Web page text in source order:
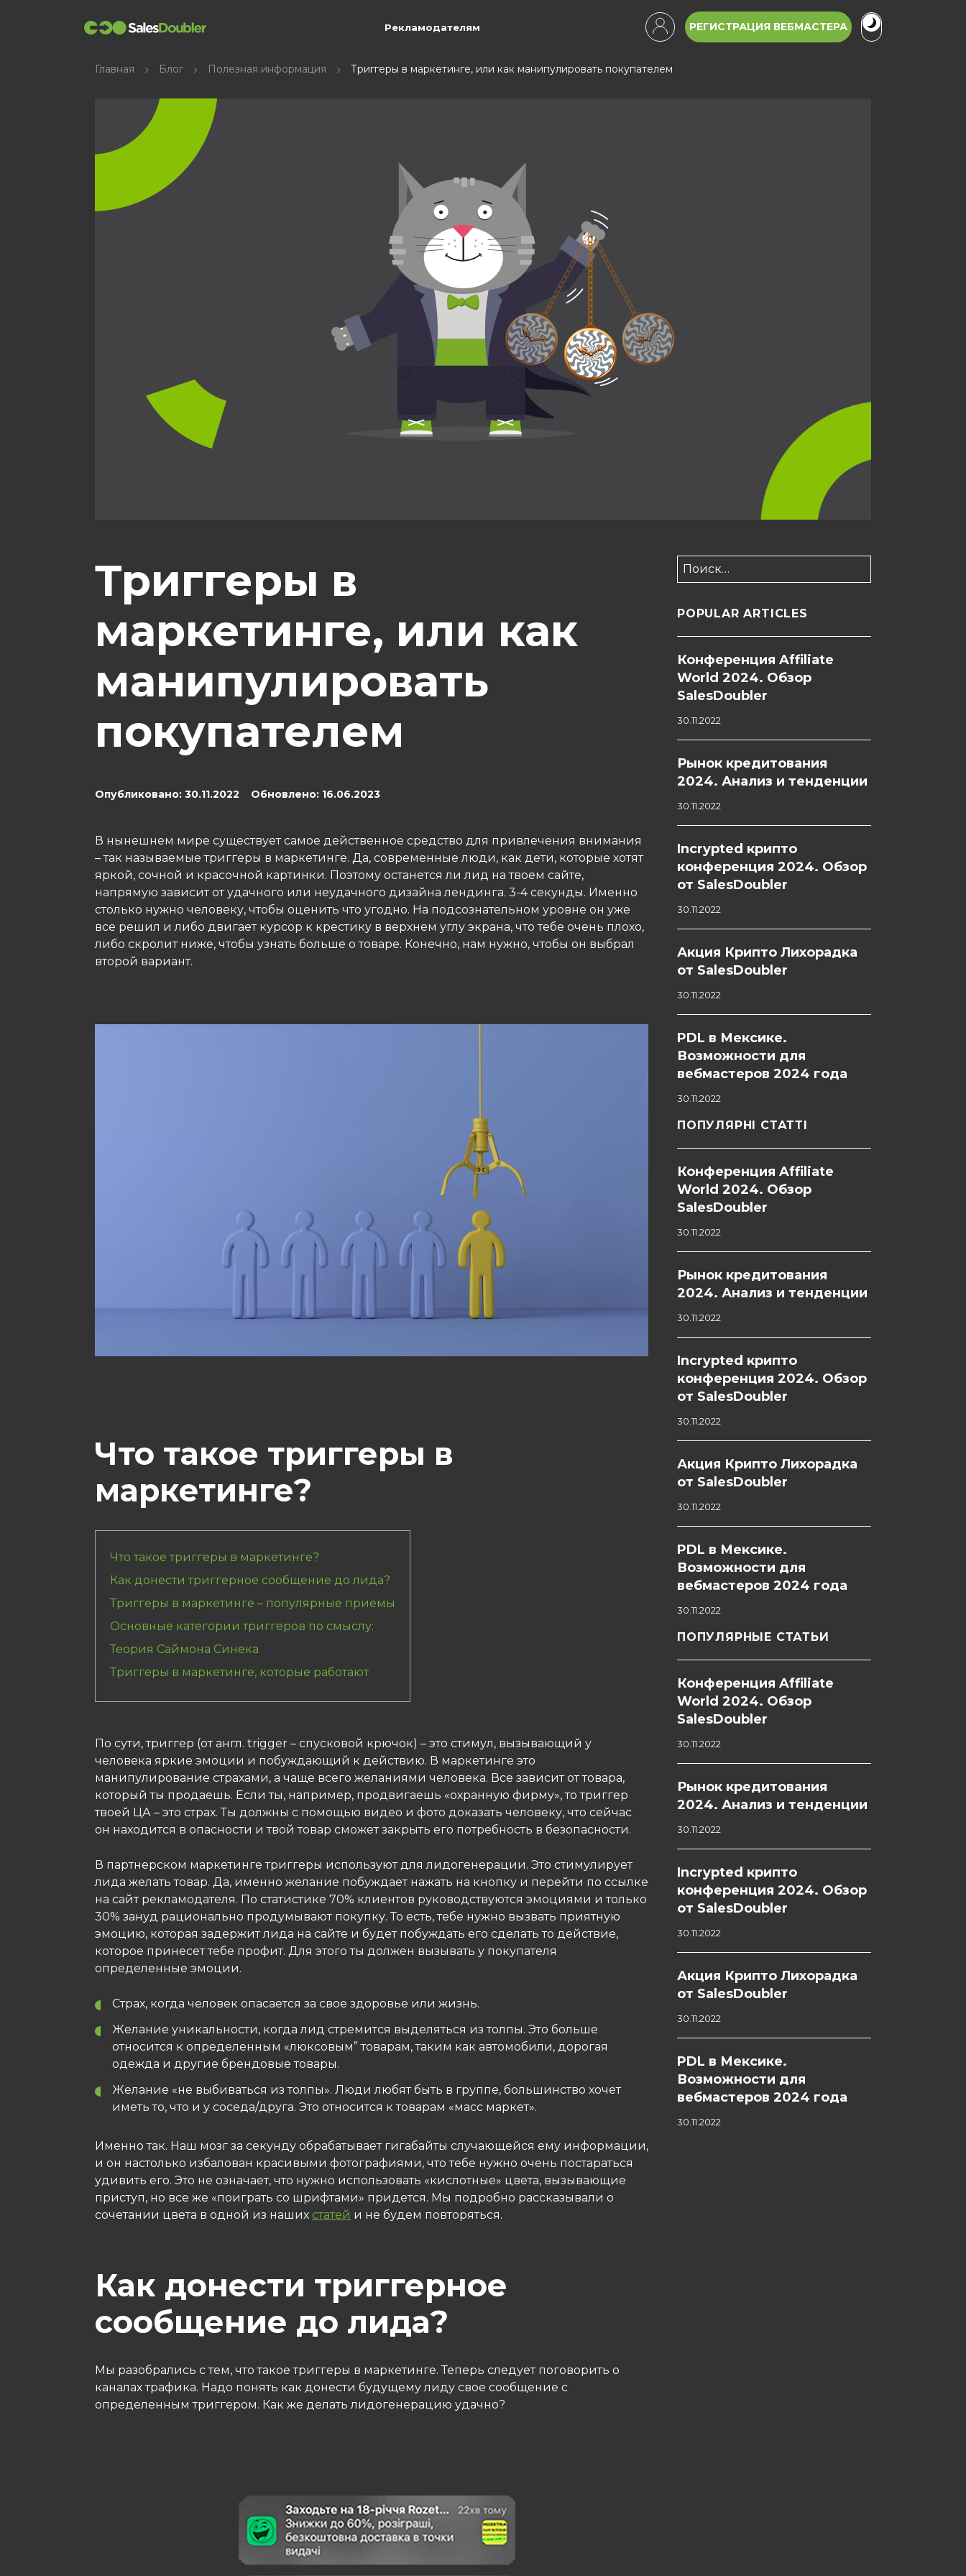
Рекламодателям РЕГИСТРАЦИЯ ВЕБМАСТЕРА
Главная Блог Полезная информация Триггеры в маркетинге, или как манипулировать покупателем
Триггеры в
маркетинге, или как
манипулировать
покупателем
Опубликовано: 30.11.2022 Обновлено: 16.06.2023
В нынешнем мире существует самое действенное средство для привлечения внимания
– так называемые триггеры в маркетинге. Да, современные люди, как дети, которые хотят
яркой, сочной и красочной картинки. Поэтому останется ли лид на твоем сайте,
напрямую зависит от удачного или неудачного дизайна лендинга. 3-4 секунды. Именно
столько нужно человеку, чтобы оценить что угодно. На подсознательном уровне он уже
все решил и либо двигает курсор к крестику в верхнем углу экрана, что тебе очень плохо,
либо скролит ниже, чтобы узнать больше о товаре. Конечно, нам нужно, чтобы он выбрал
второй вариант.
Что такое триггеры в
маркетинге?
Что такое триггеры в маркетинге?
Как донести триггерное сообщение до лида?
Триггеры в маркетинге – популярные приемы
Основные категории триггеров по смыслу:
Теория Саймона Синека
Триггеры в маркетинге, которые работают
По сути, триггер (от англ. trigger – спусковой крючок) – это стимул, вызывающий у
человека яркие эмоции и побуждающий к действию. В маркетинге это
манипулирование страхами, а чаще всего желаниями человека. Все зависит от товара,
который ты продаешь. Если ты, например, продвигаешь «охранную фирму», то триггер
твоей ЦА – это страх. Ты должны с помощью видео и фото доказать человеку, что сейчас
он находится в опасности и твой товар сможет закрыть его потребность в безопасности.
В партнерском маркетинге триггеры используют для лидогенерации. Это стимулирует
лида желать товар. Да, именно желание побуждает нажать на кнопку и перейти по ссылке
на сайт рекламодателя. По статистике 70% клиентов руководствуются эмоциями и только
30% зануд рационально продумывают покупку. То есть, тебе нужно вызвать приятную
эмоцию, которая задержит лида на сайте и будет побуждать его сделать то действие,
которое принесет тебе профит. Для этого ты должен вызывать у покупателя
определенные эмоции.
Страх, когда человек опасается за свое здоровье или жизнь.
Желание уникальности, когда лид стремится выделяться из толпы. Это больше
относится к определенным «люксовым” товарам, таким как автомобили, дорогая
одежда и другие брендовые товары.
Желание «не выбиваться из толпы». Люди любят быть в группе, большинство хочет
иметь то, что и у соседа/друга. Это относится к товарам «масс маркет».
Именно так. Наш мозг за секунду обрабатывает гигабайты случающейся ему информации,
и он настолько избалован красивыми фотографиями, что тебе нужно очень постараться
удивить его. Это не означает, что нужно использовать «кислотные» цвета, вызывающие
приступ, но все же «поиграть со шрифтами» придется. Мы подробно рассказывали о
сочетании цвета в одной из наших статей и не будем повторяться.
Как донести триггерное
сообщение до лида?
Мы разобрались с тем, что такое триггеры в маркетинге. Теперь следует поговорить о
каналах трафика. Надо понять как донести будущему лиду свое сообщение с
определенным триггером. Как же делать лидогенерацию удачно?
Найти:
POPULAR ARTICLES
Конференция Affiliate
World 2024. Обзор
SalesDoubler
30.11.2022
Рынок кредитования
2024. Анализ и тенденции
30.11.2022
Incrypted крипто
конференция 2024. Обзор
от SalesDoubler
30.11.2022
Акция Крипто Лихорадка
от SalesDoubler
30.11.2022
PDL в Мексике.
Возможности для
вебмастеров 2024 года
30.11.2022
ПОПУЛЯРНІ СТАТТІ
Конференция Affiliate
World 2024. Обзор
SalesDoubler
30.11.2022
Рынок кредитования
2024. Анализ и тенденции
30.11.2022
Incrypted крипто
конференция 2024. Обзор
от SalesDoubler
30.11.2022
Акция Крипто Лихорадка
от SalesDoubler
30.11.2022
PDL в Мексике.
Возможности для
вебмастеров 2024 года
30.11.2022
ПОПУЛЯРНЫЕ СТАТЬИ
Конференция Affiliate
World 2024. Обзор
SalesDoubler
30.11.2022
Рынок кредитования
2024. Анализ и тенденции
30.11.2022
Incrypted крипто
конференция 2024. Обзор
от SalesDoubler
30.11.2022
Акция Крипто Лихорадка
от SalesDoubler
30.11.2022
PDL в Мексике.
Возможности для
вебмастеров 2024 года
30.11.2022